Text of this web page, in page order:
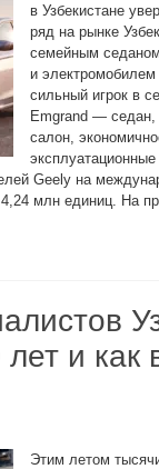
в Узбекистане
ряд на рынке
семейным
и
сильный игрок в
Emgrand —
салон,
Geely на
млн единиц. На
лет и как
Этим летом